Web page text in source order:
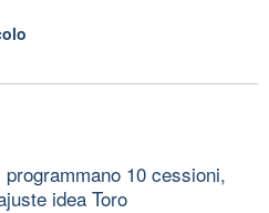
10 cessioni,
idea Toro